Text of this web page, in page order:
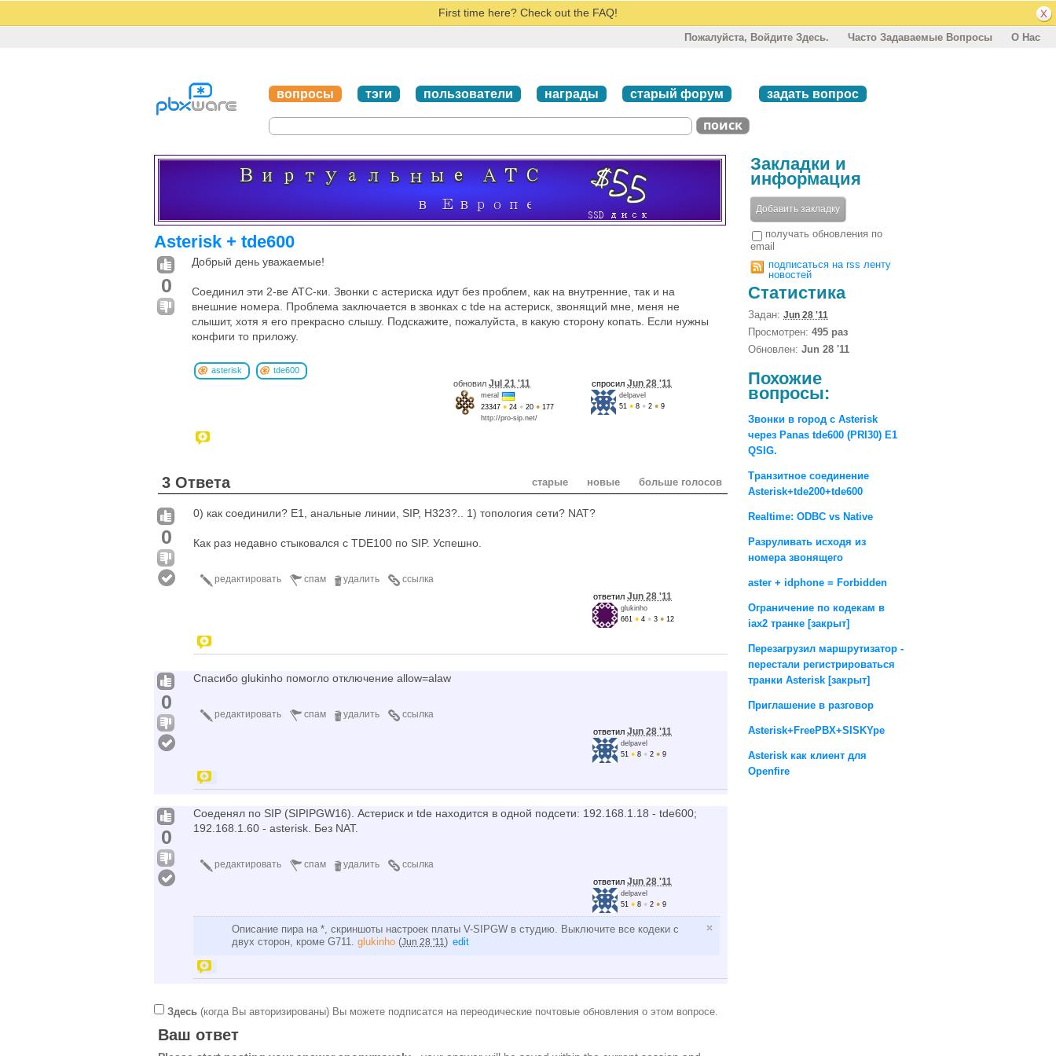
First time here? Check out the FAQ!
Пожалуйста, Войдите Здесь. Часто Задаваемые Вопросы О Нас
вопросы тэги пользователи награды старый форум задать вопрос
Asterisk + tde600
0
Добрый день уважаемые!
Соединил эти 2-ве АТС-ки. Звонки с астериска идут без проблем, как на внутренние, так и на
внешние номера. Проблема заключается в звонках с tde на астериск, звонящий мне, меня не
слышит, хотя я его прекрасно слышу. Подскажите, пожалуйста, в какую сторону копать. Если нужны
конфиги то приложу.
asterisk
tde600
спросил Jun 28 '11
delpavel
51 ● 8 ● 2 ● 9
обновил Jul 21 '11
meral
23347 ● 24 ● 20 ● 177
http://pro-sip.net/
3 Ответа старые новые больше голосов
0
0) как соединили? E1, анальные линии, SIP, H323?.. 1) топология сети? NAT?
Как раз недавно стыковался с TDE100 по SIP. Успешно.
ссылка
удалить
спам
редактировать
ответил Jun 28 '11
glukinho
661 ● 4 ● 3 ● 12
0
Спасибо glukinho помогло отключение allow=alaw
ссылка
удалить
спам
редактировать
ответил Jun 28 '11
delpavel
51 ● 8 ● 2 ● 9
0
Соеденял по SIP (SIPIPGW16). Астериск и tde находится в одной подсети: 192.168.1.18 - tde600;
192.168.1.60 - asterisk. Без NAT.
ссылка
удалить
спам
редактировать
ответил Jun 28 '11
delpavel
51 ● 8 ● 2 ● 9
Описание пира на *, скриншоты настроек платы V-SIPGW в студию. Выключите все кодеки с
двух сторон, кроме G711. glukinho (Jun 28 '11 ) edit
Здесь (когда Вы авторизированы) Вы можете подписатся на переодические почтовые обновления о этом вопросе.
Ваш ответ
Закладки и
информация
Добавить закладку
получать обновления по
email
подписаться на rss ленту
новостей
Статистика
Задан: Jun 28 '11
Просмотрен: 495 раз
Обновлен: Jun 28 '11
Похожие
вопросы:
Звонки в город с Asterisk
через Panas tde600 (PRI30) E1
QSIG.
Транзитное соединение
Asterisk+tde200+tde600
Realtime: ODBC vs Native
Разруливать исходя из
номера звонящего
aster + idphone = Forbidden
Ограничение по кодекам в
iax2 транке [закрыт]
Перезагрузил маршрутизатор -
перестали регистрироваться
транки Asterisk [закрыт]
Приглашение в разговор
Asterisk+FreePBX+SISKYpe
Asterisk как клиент для
Openfire